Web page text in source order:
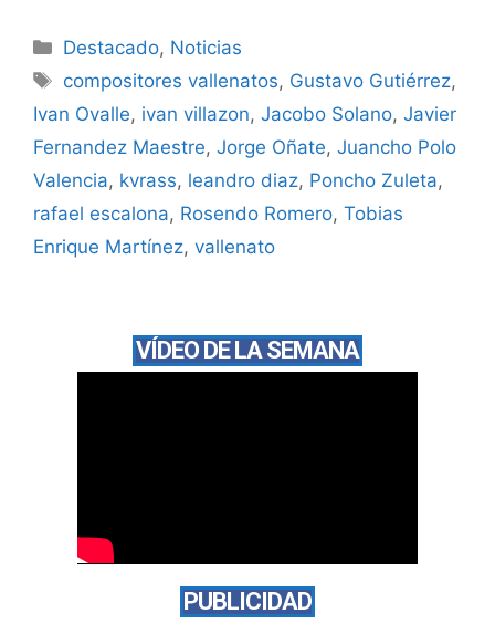
Destacado, Noticias
compositores vallenatos, Gustavo Gutiérrez,
Ivan Ovalle, ivan villazon, Jacobo Solano, Javier
Fernandez Maestre, Jorge Oñate, Juancho Polo
Valencia, kvrass, leandro diaz, Poncho Zuleta,
rafael escalona, Rosendo Romero, Tobias
Enrique Martínez, vallenato
VÍDEO DE LA SEMANA
PUBLICIDAD